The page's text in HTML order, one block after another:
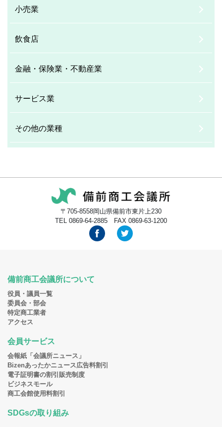
小売業
飲食店
金融・保険業・不動産業
サービス業
その他の業種
〒705-8558岡山県備前市東片上230
TEL 0869-64-2885 FAX 0869-63-1200
備前商工会議所について
役員・議員一覧
委員会・部会
特定商工業者
アクセス
会員サービス
会報紙「会議所ニュース」
Bizenあったかニュース広告料割引
電子証明書の割引販売制度
ビジネスモール
商工会館使用料割引
SDGsの取り組み